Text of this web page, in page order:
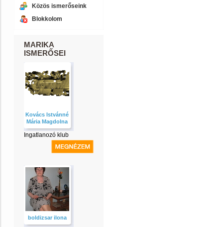
Közös ismerőseink
Blokkolom
MARIKA
ISMERŐSEI
Kovács Istvánné
Mária Magdolna
Ingatlanozó klub
boldizsar ilona